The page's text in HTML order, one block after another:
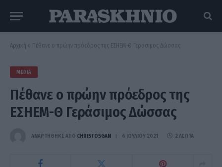
Αρχική » Πέθανε ο πρώην πρόεδρος της ΕΣΗΕΜ-Θ Γεράσιμος Δώσσας
MEDIA
Πέθανε ο πρώην πρόεδρος της
ΕΣΗΕΜ-Θ Γεράσιμος Δώσσας
ΑΝΑΡΤΗΘΗΚΕ ΑΠΟ CHRISTOSGAN 6 ΙΟΥΛΊΟΥ 2021 2 ΛΕΠΤΆ